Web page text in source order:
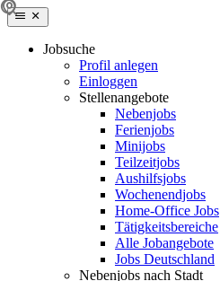
Jobsuche
Profil anlegen
Einloggen
Stellenangebote
Nebenjobs
Ferienjobs
Minijobs
Teilzeitjobs
Aushilfsjobs
Wochenendjobs
Home-Office Jobs
Tätigkeitsbereiche
Alle Jobangebote
Jobs Deutschland
Nebenjobs nach Stadt